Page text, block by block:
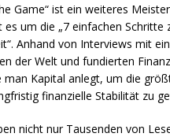
Game“ ist ein weiteres
es um die „7 einfachen Schritte
Anhand von Interviews mit
der Welt und fundierten
man Kapital anlegt, um die
finanzielle Stabilität zu
nicht nur Tausenden von